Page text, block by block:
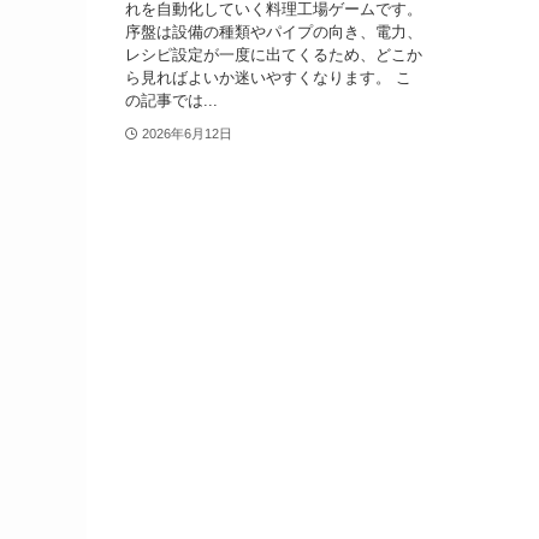
れを自動化していく料理工場ゲームです。
序盤は設備の種類やパイプの向き、電力、
レシピ設定が一度に出てくるため、どこか
ら見ればよいか迷いやすくなります。 こ
の記事では...
2026年6月12日